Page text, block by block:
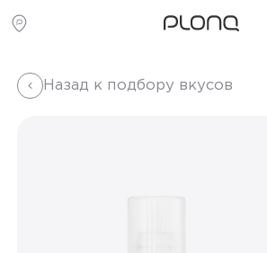
Назад к подбору вкусов